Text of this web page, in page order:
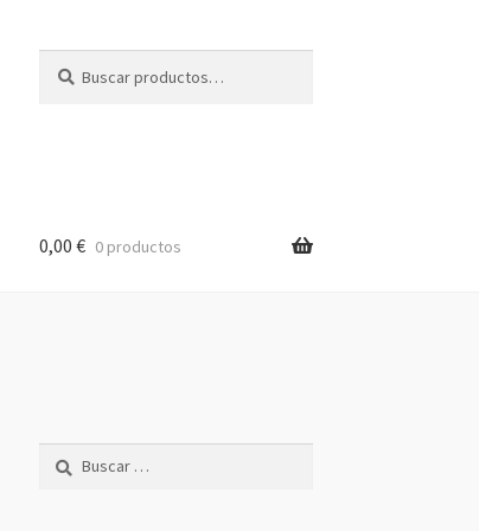
por:
0,00 € 0 productos
Buscar: